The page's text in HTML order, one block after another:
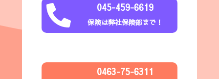
 045-459-6619
保険は弊社保険部まで！
0463-75-6311